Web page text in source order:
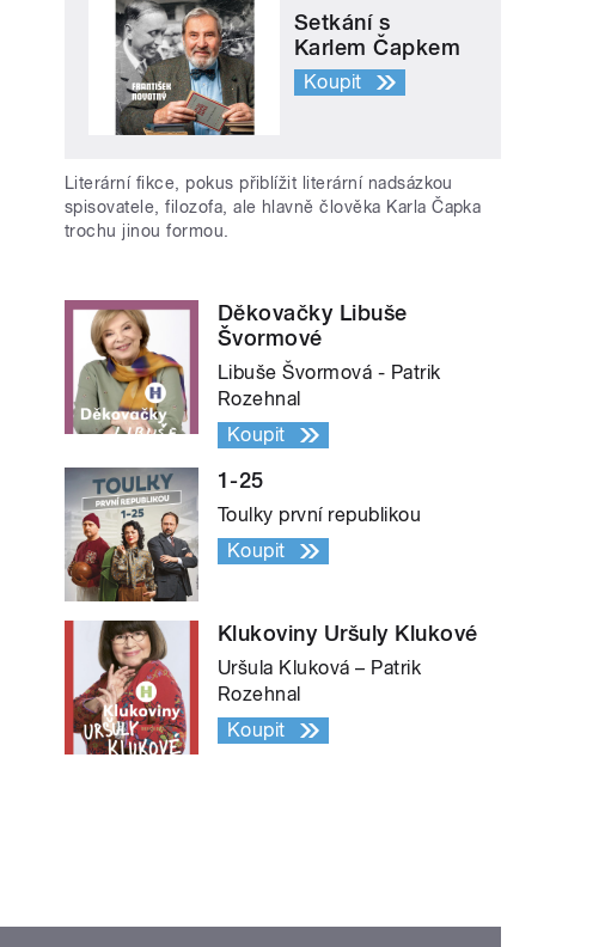
Setkání s
Karlem Čapkem
Koupit
Literární fikce, pokus přiblížit literární nadsázkou
spisovatele, filozofa, ale hlavně člověka Karla Čapka
trochu jinou formou.
Děkovačky Libuše
Švormové
Libuše Švormová - Patrik
Rozehnal
Koupit
1-25
Toulky první republikou
Koupit
Klukoviny Uršuly Klukové
Uršula Kluková – Patrik
Rozehnal
Koupit